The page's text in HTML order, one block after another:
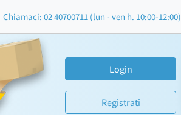
Chiamaci: 02 40700711 (lun - ven h. 10:00-12:00)
Login
Registrati